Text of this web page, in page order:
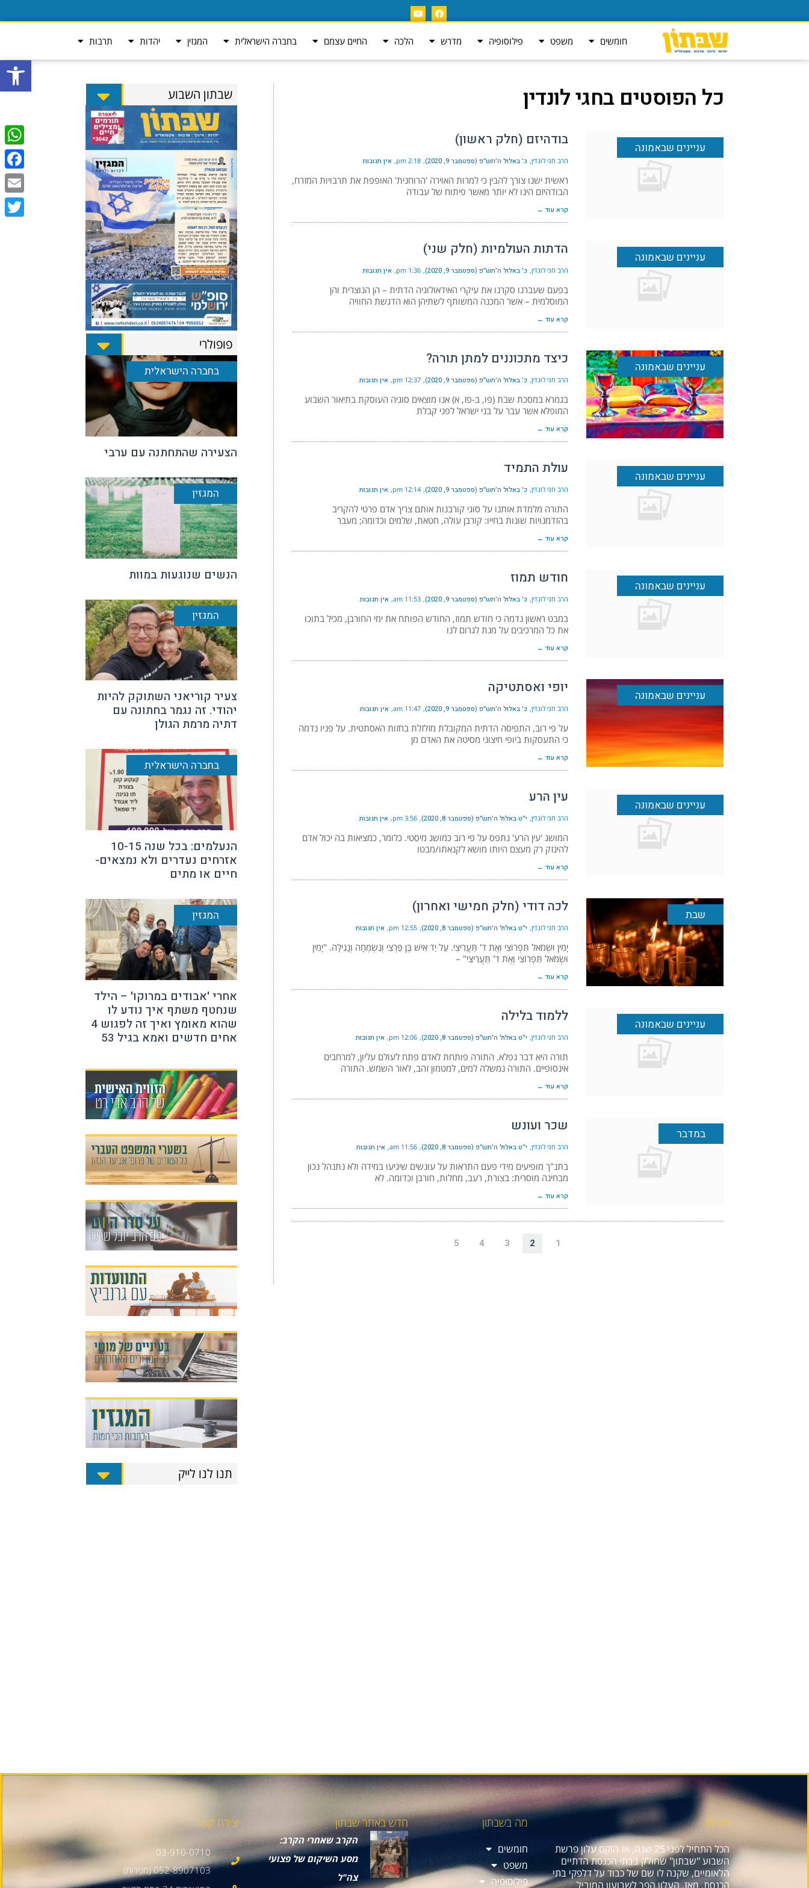
פתח
חומשים משפט פילוסופיה מדרש הלכה החיים עצמם בחברה הישראלית המגזין יהדות תרבות
כל הפוסטים בחגי לונדין
עניינים שבאמונה בודהיזם (חלק ראשון)
הרב חגי לונדין כ׳ באלול ה׳תש״פ (ספטמבר 9, 2020) 2:18 pm אין תגובות
ראשית ישנו צורך להבין כי למרות האוירה 'הרוחנית' האופפת את תרבויות המזרח,
הבודהיזם הינו לא יותר מאשר פיתוח של עבודה
קרא עוד ←
עניינים שבאמונה הדתות העולמיות (חלק שני)
הרב חגי לונדין כ׳ באלול ה׳תש״פ (ספטמבר 9, 2020) 1:36 pm אין תגובות
בפעם שעברנו סקרנו את עיקרי האידאולוגיה הדתית – הן הנוצרית והן
המוסלמית – אשר המכנה המשותף לשתיהן הוא הדגשת החוויה
קרא עוד ←
עניינים שבאמונה כיצד מתכוננים למתן תורה?
הרב חגי לונדין כ׳ באלול ה׳תש״פ (ספטמבר 9, 2020) 12:37 pm אין תגובות
בגמרא במסכת שבת (פו, ב-פז, א) אנו מוצאים סוגיה העוסקת בתיאור השבוע
המופלא אשר עבר על בני ישראל לפני קבלת
קרא עוד ←
עניינים שבאמונה עולת התמיד
הרב חגי לונדין כ׳ באלול ה׳תש״פ (ספטמבר 9, 2020) 12:14 pm אין תגובות
התורה מלמדת אותנו על סוגי קורבנות אותם צריך אדם פרטי להקריב
בהזדמנויות שונות בחייו: קורבן עולה, חטאת, שלמים וכדומה; מעבר
קרא עוד ←
עניינים שבאמונה חודש תמוז
הרב חגי לונדין כ׳ באלול ה׳תש״פ (ספטמבר 9, 2020) 11:53 am אין תגובות
במבט ראשון נדמה כי חודש תמוז, החודש הפותח את ימי החורבן, מכיל בתוכו
את כל המרכיבים על מנת לגרום לנו
קרא עוד ←
עניינים שבאמונה יופי ואסתטיקה
הרב חגי לונדין כ׳ באלול ה׳תש״פ (ספטמבר 9, 2020) 11:47 am אין תגובות
על פי רוב, התפיסה הדתית המקובלת מזלזלת בחזות האסתטית. על פניו נדמה
כי התעסקות ביופי חיצוני מסיטה את האדם מן
קרא עוד ←
עניינים שבאמונה עין הרע
הרב חגי לונדין י״ט באלול ה׳תש״פ (ספטמבר 8, 2020) 3:56 pm אין תגובות
המושג 'עין הרע' נתפס על פי רוב כמושג מיסטי. כלומר, כמציאות בה יכול אדם
להינזק רק מעצם היותו מושא לקנאתו/מבטו
קרא עוד ←
שבת לכה דודי (חלק חמישי ואחרון)
הרב חגי לונדין י״ט באלול ה׳תש״פ (ספטמבר 8, 2020) 12:55 pm אין תגובות
יָמִין וּשְׂמֹאל תִּפְרוֹצִי וְאֶת ד' תַּעֲרִיצִי. עַל יַד אִישׁ בֶּן פַּרְצִי וְנִשְׂמְחָה וְנָגִילָה. "יָמִין
וּשְׂמֹאל תִּפְרוֹצִי וְאֶת ד' תַּעֲרִיצִי" –
קרא עוד ←
עניינים שבאמונה ללמוד בלילה
הרב חגי לונדין י״ט באלול ה׳תש״פ (ספטמבר 8, 2020) 12:06 pm אין תגובות
תורה היא דבר נפלא. התורה פותחת לאדם פתח לעולם עליון, למרחבים
אינסופיים. התורה נמשלה למים, למטמון זהב, לאור השמש. התורה
קרא עוד ←
במדבר שכר ועונש
הרב חגי לונדין י״ט באלול ה׳תש״פ (ספטמבר 8, 2020) 11:56 am אין תגובות
בתנ"ך מופיעים מידי פעם התראות על עונשים שיגיעו במידה ולא נתנהל נכון
מבחינה מוסרית: בצורת, רעב, מחלות, חורבן וכדומה. לא
קרא עוד ←
1
2
3
4
5
שבתון השבוע
פופולרי
בחברה הישראלית
הצעירה שהתחתנה עם ערבי
המגזין
הנשים שנוגעות במוות
המגזין
צעיר קוריאני השתוקק להיות
יהודי. זה נגמר בחתונה עם
דתיה מרמת הגולן
בחברה הישראלית
הנעלמים: בכל שנה 10-15
אזרחים נעדרים ולא נמצאים-
חיים או מתים
המגזין
אחרי 'אבודים במרוקו' – הילד
שנחטף משתף איך נודע לו
שהוא מאומץ ואיך זה לפגוש 4
אחים חדשים ואמא בגיל 53
תנו לנו לייק
אודות
הכל התחיל לפני 25 שנה, אז הוקם עלון פרשת
השבוע "שבתון" שחולק בבתי הכנסת הדתיים
הלאומיים, שקנה לו שם של כבוד על דלפקי בתי
הכנסת. מאז, העלון הפך לשבועון המוביל
מה בשבתון
חומשים
משפט
פילוסופיה
חדש באתר שבתון
הקרב שאחרי הקרב:
מסע השיקום של פצועי
צה"ל
יצירת קשר
03-910-0710
052-8907103 (מכירות)
Email